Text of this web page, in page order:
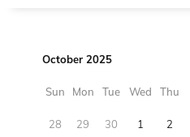
October 2025
Sun Mon Tue Wed Thu
28 29 30 1 2